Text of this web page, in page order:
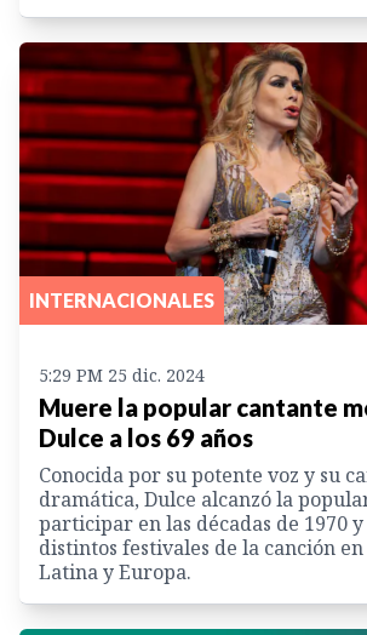
INTERNACIONALES
5:29 PM 25 dic. 2024
Muere la popular cantante
Dulce a los 69 años
Conocida por su potente voz y su
dramática, Dulce alcanzó la
participar en las décadas de 1970 y
distintos festivales de la canción
Latina y Europa.